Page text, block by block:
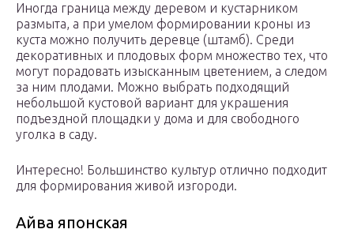
Иногда граница между деревом и кустарником
размыта, а при умелом формировании кроны из
куста можно получить деревце (штамб). Среди
декоративных и плодовых форм множество тех, что
могут порадовать изысканным цветением, а следом
за ним плодами. Можно выбрать подходящий
небольшой кустовой вариант для украшения
подъездной площадки у дома и для свободного
уголка в саду.
Интересно! Большинство культур отлично подходит
для формирования живой изгороди.
Айва японская